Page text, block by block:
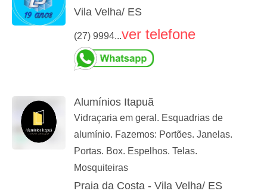
Vila Velha/ ES
(27) 9994...ver telefone
Alumínios Itapuã
Vidraçaria em geral. Esquadrias de
alumínio. Fazemos: Portões. Janelas.
Portas. Box. Espelhos. Telas.
Mosquiteiras
Praia da Costa - Vila Velha/ ES